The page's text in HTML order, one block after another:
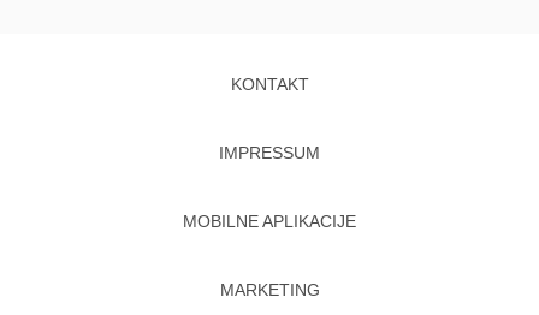
KONTAKT
IMPRESSUM
MOBILNE APLIKACIJE
MARKETING